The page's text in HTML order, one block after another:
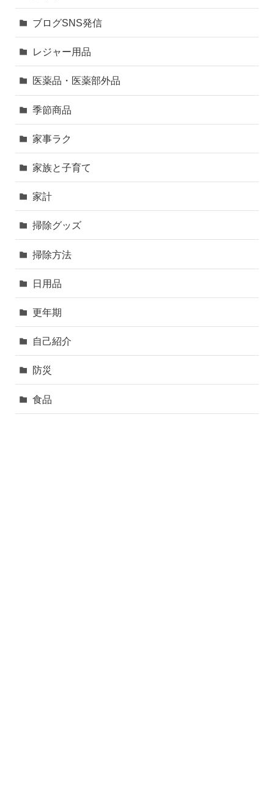
ブログSNS発信
レジャー用品
医薬品・医薬部外品
季節商品
家事ラク
家族と子育て
家計
掃除グッズ
掃除方法
日用品
更年期
自己紹介
防災
食品